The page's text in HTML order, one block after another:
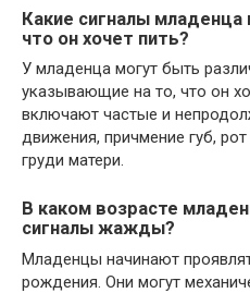
Какие сигналы младенца
что он хочет пить?
У младенца могут быть
указывающие на то, что он
включают частые и
движения, причмение губ,
груди матери.
В каком возрасте
сигналы жажды?
Младенцы начинают
рождения. Они могут